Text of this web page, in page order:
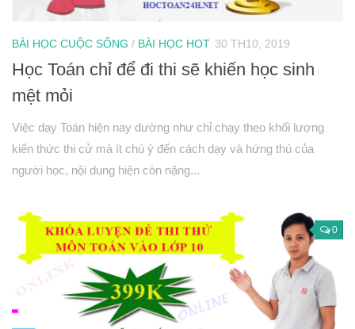
Bài học cuộc sống
Download tài liệu
Đề thi thử thpt quốc gia 2016
Đề thi thử thpt quốc gia 2017
Đề thi thử thpt quốc gia 2018
BÀI HỌC CUỘC SỐNG / BÀI HỌC HOT 30 TH10, 2019
Học Toán chỉ để đi thi sẽ khiến học sinh
mệt mỏi
Việc dạy Toán hiện nay dường như chỉ chạy theo khối lượng
kiến thức thi cử mà ít chú ý đến cách dạy và hứng thú của
người học, nội dung hiện còn nặng...
0